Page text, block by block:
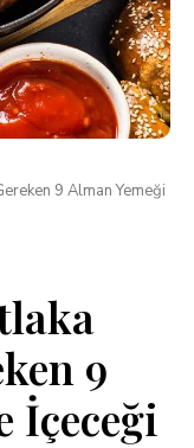
9 Alman Yemeği
9
İçeceği